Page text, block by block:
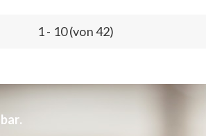
1 - 10 (von 42)